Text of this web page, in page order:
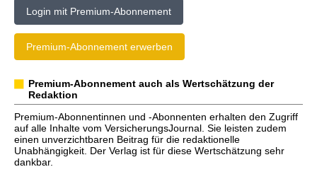
Login mit Premium-Abonnement
Premium-Abonnement erwerben
Premium-Abonnement auch als Wertschätzung der
Redaktion
Premium-Abonnentinnen und -Abonnenten erhalten den Zugriff
auf alle Inhalte vom VersicherungsJournal. Sie leisten zudem
einen unverzichtbaren Beitrag für die redaktionelle
Unabhängigkeit. Der Verlag ist für diese Wertschätzung sehr
dankbar.